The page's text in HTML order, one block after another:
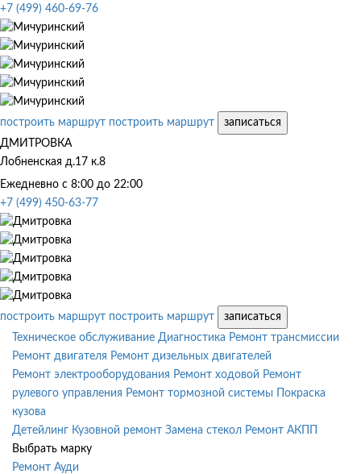
+7 (499) 460-69-76
построить маршрут построить маршрут
записаться
ДМИТРОВКА
Лобненская д.17 к.8
Ежедневно с 8:00 до 22:00
+7 (499) 450-63-77
построить маршрут построить маршрут
записаться
Техническое обслуживание Диагностика Ремонт трансмиссии
Ремонт двигателя Ремонт дизельных двигателей
Ремонт электрооборудования Ремонт ходовой Ремонт
рулевого управления Ремонт тормозной системы
Покраска
кузова
Детейлинг Кузовной ремонт Замена стекол Ремонт АКПП
Выбрать марку
Ремонт Ауди